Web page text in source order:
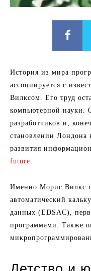
История из мира
ассоциируется с
Вилксом. Его труд
компьютерной науки.
разработчиков и,
становлении Лондона
развития
future.
Именно Морис Вилкс
автоматический
данных (EDSAC),
программами. Также